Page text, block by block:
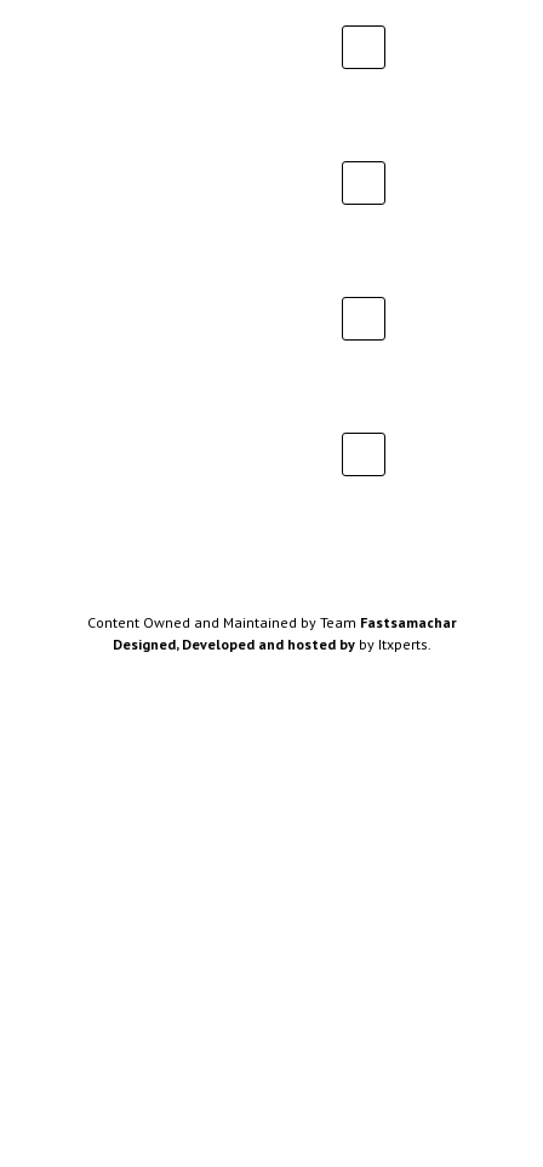
Content Owned and Maintained by Team Fastsamachar
Designed, Developed and hosted byby Itxperts.